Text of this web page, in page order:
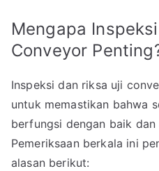
Mengapa
Conveyor
Inspeksi dan riksa uji
untuk memastikan bahwa
berfungsi dengan baik
Pemeriksaan berkala ini
alasan berikut: